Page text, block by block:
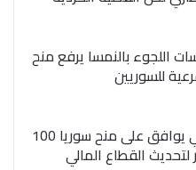
اللجوء بالنمسا يرفع منح
للسوريين
البنك الدولي يوافق على منح سوريا 100
لتحديث القطاع المالي